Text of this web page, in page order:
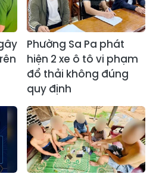
Phường Sa Pa phát
hiện 2 xe ô tô vi phạm
đổ thải không đúng
quy định